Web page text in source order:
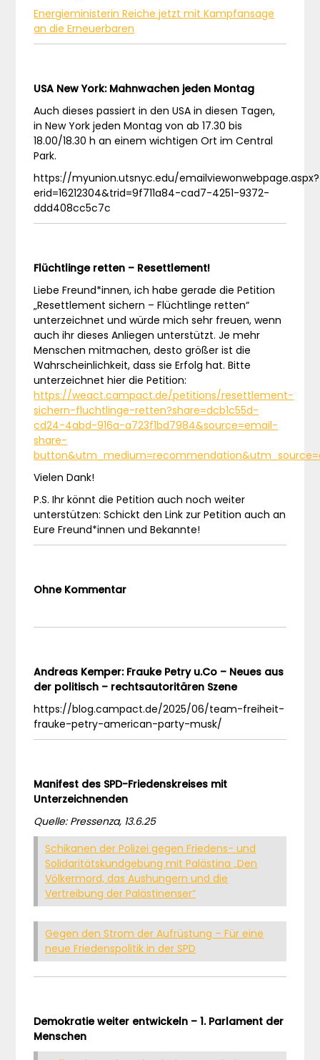
Energieministerin Reiche jetzt mit Kampfansage
an die Erneuerbaren
USA New York: Mahnwachen jeden Montag
Auch dieses passiert in den USA in diesen Tagen,
in New York jeden Montag von ab 17.30 bis
18.00/18.30 h an einem wichtigen Ort im Central
Park.
https://myunion.utsnyc.edu/emailviewonwebpage.aspx?
erid=16212304&trid=9f711a84-cad7-4251-9372-
ddd408cc5c7c
Flüchtlinge retten – Resettlement!
Liebe Freund*innen, ich habe gerade die Petition
„Resettlement sichern – Flüchtlinge retten“
unterzeichnet und würde mich sehr freuen, wenn
auch ihr dieses Anliegen unterstützt. Je mehr
Menschen mitmachen, desto größer ist die
Wahrscheinlichkeit, dass sie Erfolg hat. Bitte
unterzeichnet hier die Petition:
https://weact.campact.de/petitions/resettlement-
sichern-fluchtlinge-retten?share=dcb1c55d-
cd24-4abd-916a-a723f1bd7984&source=email-
share-
Vielen Dank!
P.S. Ihr könnt die Petition auch noch weiter
unterstützen: Schickt den Link zur Petition auch an
Eure Freund*innen und Bekannte!
Ohne Kommentar
Andreas Kemper: Frauke Petry u.Co – Neues aus
der politisch – rechtsautoritären Szene
https://blog.campact.de/2025/06/team-freiheit-
frauke-petry-american-party-musk/
Manifest des SPD-Friedenskreises mit
Unterzeichnenden
Quelle: Pressenza, 13.6.25
Schikanen der Polizei gegen Friedens- und
Solidaritätskundgebung mit Palästina „Den
Völkermord, das Aushungern und die
Vertreibung der Palästinenser“
Gegen den Strom der Aufrüstung – Für eine
neue Friedenspolitik in der SPD
Demokratie weiter entwickeln – 1. Parlament der
Menschen